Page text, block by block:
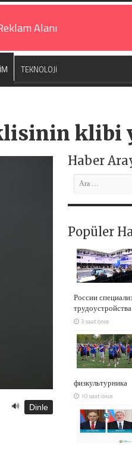
Alanı
TEKNOLOJİ
klibi
🔊 Dinle
Haber
Popüler
России
3 saat önce
физкультурника
10 saat önce